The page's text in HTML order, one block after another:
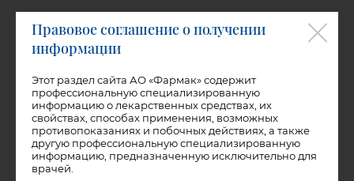
Правовое соглашение о получении
информации
Этот раздел сайта АО «Фармак» содержит
профессиональную специализированную
информацию о лекарственных средствах, их
свойствах, способах применения, возможных
противопоказаниях и побочных действиях, а также
другую профессиональную специализированную
информацию, предназначенную исключительно для
врачей.